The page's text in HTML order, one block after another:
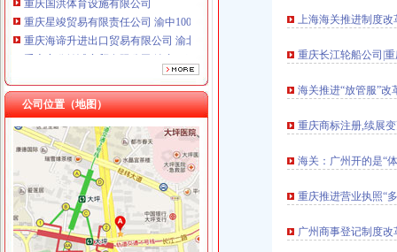
重庆星竣贸易有限责任公司 渝中100万 （进出口权）
重庆海谛升进出口贸易有限公司 渝北100万 （进出口权）
重庆奕欣锦诚商贸有限公司 渝九50万 （工商注册）
重庆信同广告有限公司 渝沙50万 （工商注册）
重庆三虹房地产营销策划有限公司
重庆宝鹰汽车销售有限公司
公司位置（地图）
工商动态
巫溪县全面完成2010年微型企业发展工作
市重庆海关在哪里局纪检组长滕科带队到双桥局开展考核考察工作
上海海关推进制度
重庆长江轮船公司|
海关推进“放管服”改
重庆商标注册,续展
海关：广州开的是“
重庆推进营业执照“
广州商事登记制度